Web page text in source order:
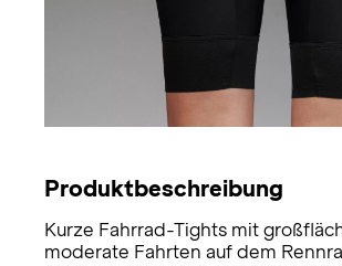
Produktbeschreibung
Kurze Fahrrad-Tights mit
moderate Fahrten auf dem